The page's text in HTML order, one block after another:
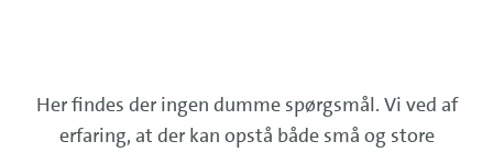
Her findes der ingen dumme spørgsmål. Vi ved af
erfaring, at der kan opstå både små og store